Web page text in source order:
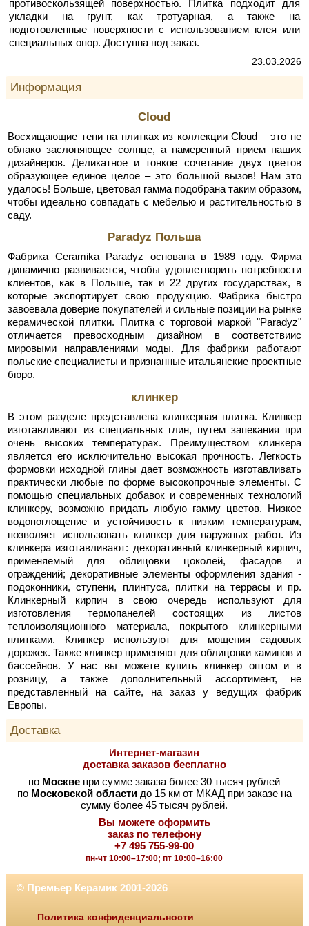
противоскользящей поверхностью. Плитка подходит для
укладки на грунт, как тротуарная, а также на
подготовленные поверхности с использованием клея или
специальных опор. Доступна под заказ.
23.03.2026
Информация
Cloud
Восхищающие тени на плитках из коллекции Cloud – это не
облако заслоняющее солнце, а намеренный прием наших
дизайнеров. Деликатное и тонкое сочетание двух цветов
образующее единое целое – это большой вызов! Нам это
удалось! Больше, цветовая гамма подобрана таким образом,
чтобы идеально совпадать с мебелью и растительностью в
саду.
Paradyz Польша
Фабрика Ceramika Paradyz основана в 1989 году. Фирма
динамично развивается, чтобы удовлетворить потребности
клиентов, как в Польше, так и 22 других государствах, в
которые экспортирует свою продукцию. Фабрика быстро
завоевала доверие покупателей и сильные позиции на рынке
керамической плитки. Плитка с торговой маркой "Paradyz"
отличается превосходным дизайном в соответствиис
мировыми направлениями моды. Для фабрики работают
польские специалисты и признанные итальянские проектные
бюро.
клинкер
В этом разделе представлена клинкерная плитка. Клинкер
изготавливают из специальных глин, путем запекания при
очень высоких температурах. Преимуществом клинкера
является его исключительно высокая прочность. Легкость
формовки исходной глины дает возможность изготавливать
практически любые по форме высокопрочные элементы. С
помощью специальных добавок и современных технологий
клинкеру, возможно придать любую гамму цветов. Низкое
водопоглощение и устойчивость к низким температурам,
позволяет использовать клинкер для наружных работ. Из
клинкера изготавливают: декоративный клинкерный кирпич,
применяемый для облицовки цоколей, фасадов и
ограждений; декоративные элементы оформления здания -
подоконники, ступени, плинтуса, плитки на террасы и пр.
Клинкерный кирпич в свою очередь используют для
изготовления термопанелей состоящих из листов
теплоизоляционного материала, покрытого клинкерными
плитками. Клинкер используют для мощения садовых
дорожек. Также клинкер применяют для облицовки каминов и
бассейнов. У нас вы можете купить клинкер оптом и в
розницу, а также дополнительный ассортимент, не
представленный на сайте, на заказ у ведущих фабрик
Европы.
Доставка
Интернет-магазин
доставка заказов бесплатно
по Москве при сумме заказа более 30 тысяч рублей
по Московской областидо 15 км от МКАД при заказе на
сумму более 45 тысяч рублей.
Вы можете оформить
заказ по телефону
+7 495 755-99-00
пн-чт 10:00–17:00; пт 10:00–16:00
© Премьер Керамик 2001-2026
Политика конфиденциальности